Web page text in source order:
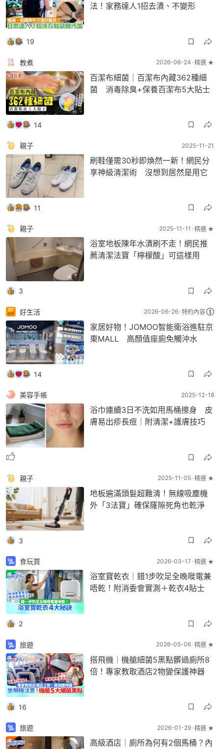
法！家務達人1招去漬、不變形
19
教煮 2026-06-24 精選 ★
百潔布細菌｜百潔布內藏362種細
菌 消毒除臭+保養百潔布5大貼士
14
親子 2025-11-21
刷鞋僅需30秒即煥然一新！網民分
享神級清潔術 沒想到居然是用它
11
親子 2025-11-11 精選 ★
浴室地板陳年水漬刷不走！網民推
薦清潔法寶「檸檬酸」可這樣用
3
好生活 2026-06-26 特約內容
家居好物！JOMOO智能衛浴進駐京
東MALL 高顏值座廁免觸沖水
14
美容手帳 2025-12-18
浴巾連續3日不洗如用馬桶擦身 皮
膚易出疹長痘｜附清潔+護膚技巧
親子 2025-11-05 精選 ★
地板遍滿頭髮超難清！無線吸塵機
外「3法寶」確保窿隙死角也乾淨
3
食玩買 2026-03-17 精選 ★
浴室寶乾衣｜錯1步吹足全晚嘥電兼
唔乾！附消委會實測＋乾衣4貼士
2
旅遊 2026-05-06 精選 ★
搭飛機｜機艙細菌5黑點髒過廁所8
倍！專家教取酒店2物變保護神器
16
旅遊 2026-01-29 精選 ★
高級酒店｜廁所為何有2個馬桶？內